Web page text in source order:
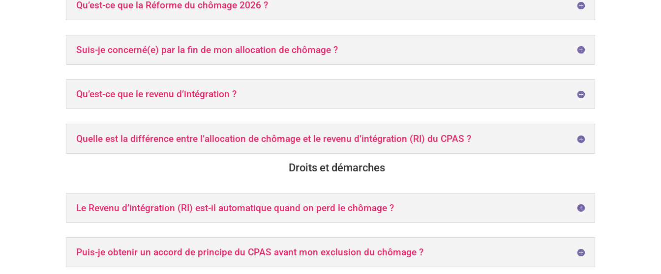
Qu’est-ce que la Réforme du chômage 2026 ?
Suis-je concerné(e) par la fin de mon allocation de chômage ?
Qu’est-ce que le revenu d’intégration ?
Quelle est la différence entre l’allocation de chômage et le revenu d’intégration (RI) du CPAS ?
Droits et démarches
Le Revenu d’intégration (RI) est-il automatique quand on perd le chômage ?
Puis-je obtenir un accord de principe du CPAS avant mon exclusion du chômage ?